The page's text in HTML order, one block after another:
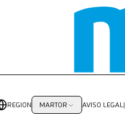
REGION MARTOR AVISO LEGAL